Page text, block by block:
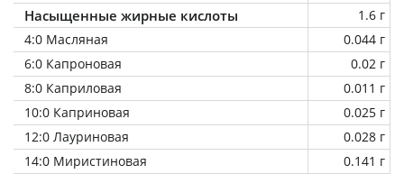
Насыщенные жирные кислоты
1.6 г
4:0 Масляная
0.044 г
6:0 Капроновая
0.02 г
8:0 Каприловая
0.011 г
10:0 Каприновая
0.025 г
12:0 Лауриновая
0.028 г
14:0 Миристиновая
0.141 г